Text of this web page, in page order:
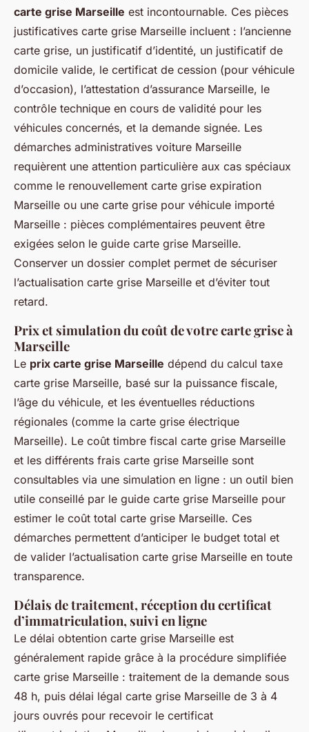
carte grise Marseille est incontournable. Ces pièces
justificatives carte grise Marseille incluent : l’ancienne
carte grise, un justificatif d’identité, un justificatif de
domicile valide, le certificat de cession (pour véhicule
d’occasion), l’attestation d’assurance Marseille, le
contrôle technique en cours de validité pour les
véhicules concernés, et la demande signée. Les
démarches administratives voiture Marseille
requièrent une attention particulière aux cas spéciaux
comme le renouvellement carte grise expiration
Marseille ou une carte grise pour véhicule importé
Marseille : pièces complémentaires peuvent être
exigées selon le guide carte grise Marseille.
Conserver un dossier complet permet de sécuriser
l’actualisation carte grise Marseille et d’éviter tout
retard.
Prix et simulation du coût de votre carte grise à
Marseille
Le prix carte grise Marseille dépend du calcul taxe
carte grise Marseille, basé sur la puissance fiscale,
l’âge du véhicule, et les éventuelles réductions
régionales (comme la carte grise électrique
Marseille). Le coût timbre fiscal carte grise Marseille
et les différents frais carte grise Marseille sont
consultables via une simulation en ligne : un outil bien
utile conseillé par le guide carte grise Marseille pour
estimer le coût total carte grise Marseille. Ces
démarches permettent d’anticiper le budget total et
de valider l’actualisation carte grise Marseille en toute
transparence.
Délais de traitement, réception du certificat
d’immatriculation, suivi en ligne
Le délai obtention carte grise Marseille est
généralement rapide grâce à la procédure simplifiée
carte grise Marseille : traitement de la demande sous
48 h, puis délai légal carte grise Marseille de 3 à 4
jours ouvrés pour recevoir le certificat